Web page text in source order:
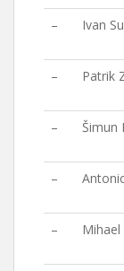
–
Ivan
– Patrik
– Šimun
–
–
Mihael